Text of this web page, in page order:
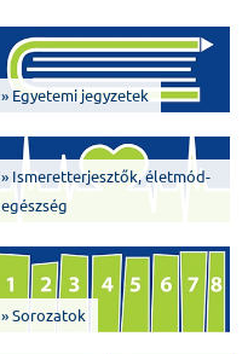
» Egyetemi jegyzetek
» Ismeretterjesztők, életmód-
egészség
» Sorozatok